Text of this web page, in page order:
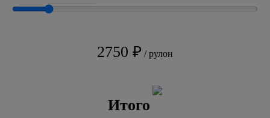
2750 ₽ / рулон
Итого